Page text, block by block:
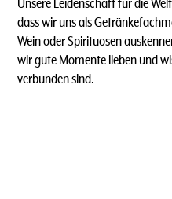
Unsere Leidenschaft für die
dass wir uns als
Wein oder Spirituosen
wir gute Momente lieben und
verbunden sind.